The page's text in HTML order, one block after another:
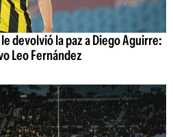
devolvió la paz a Diego Aguirre:
Leo Fernández